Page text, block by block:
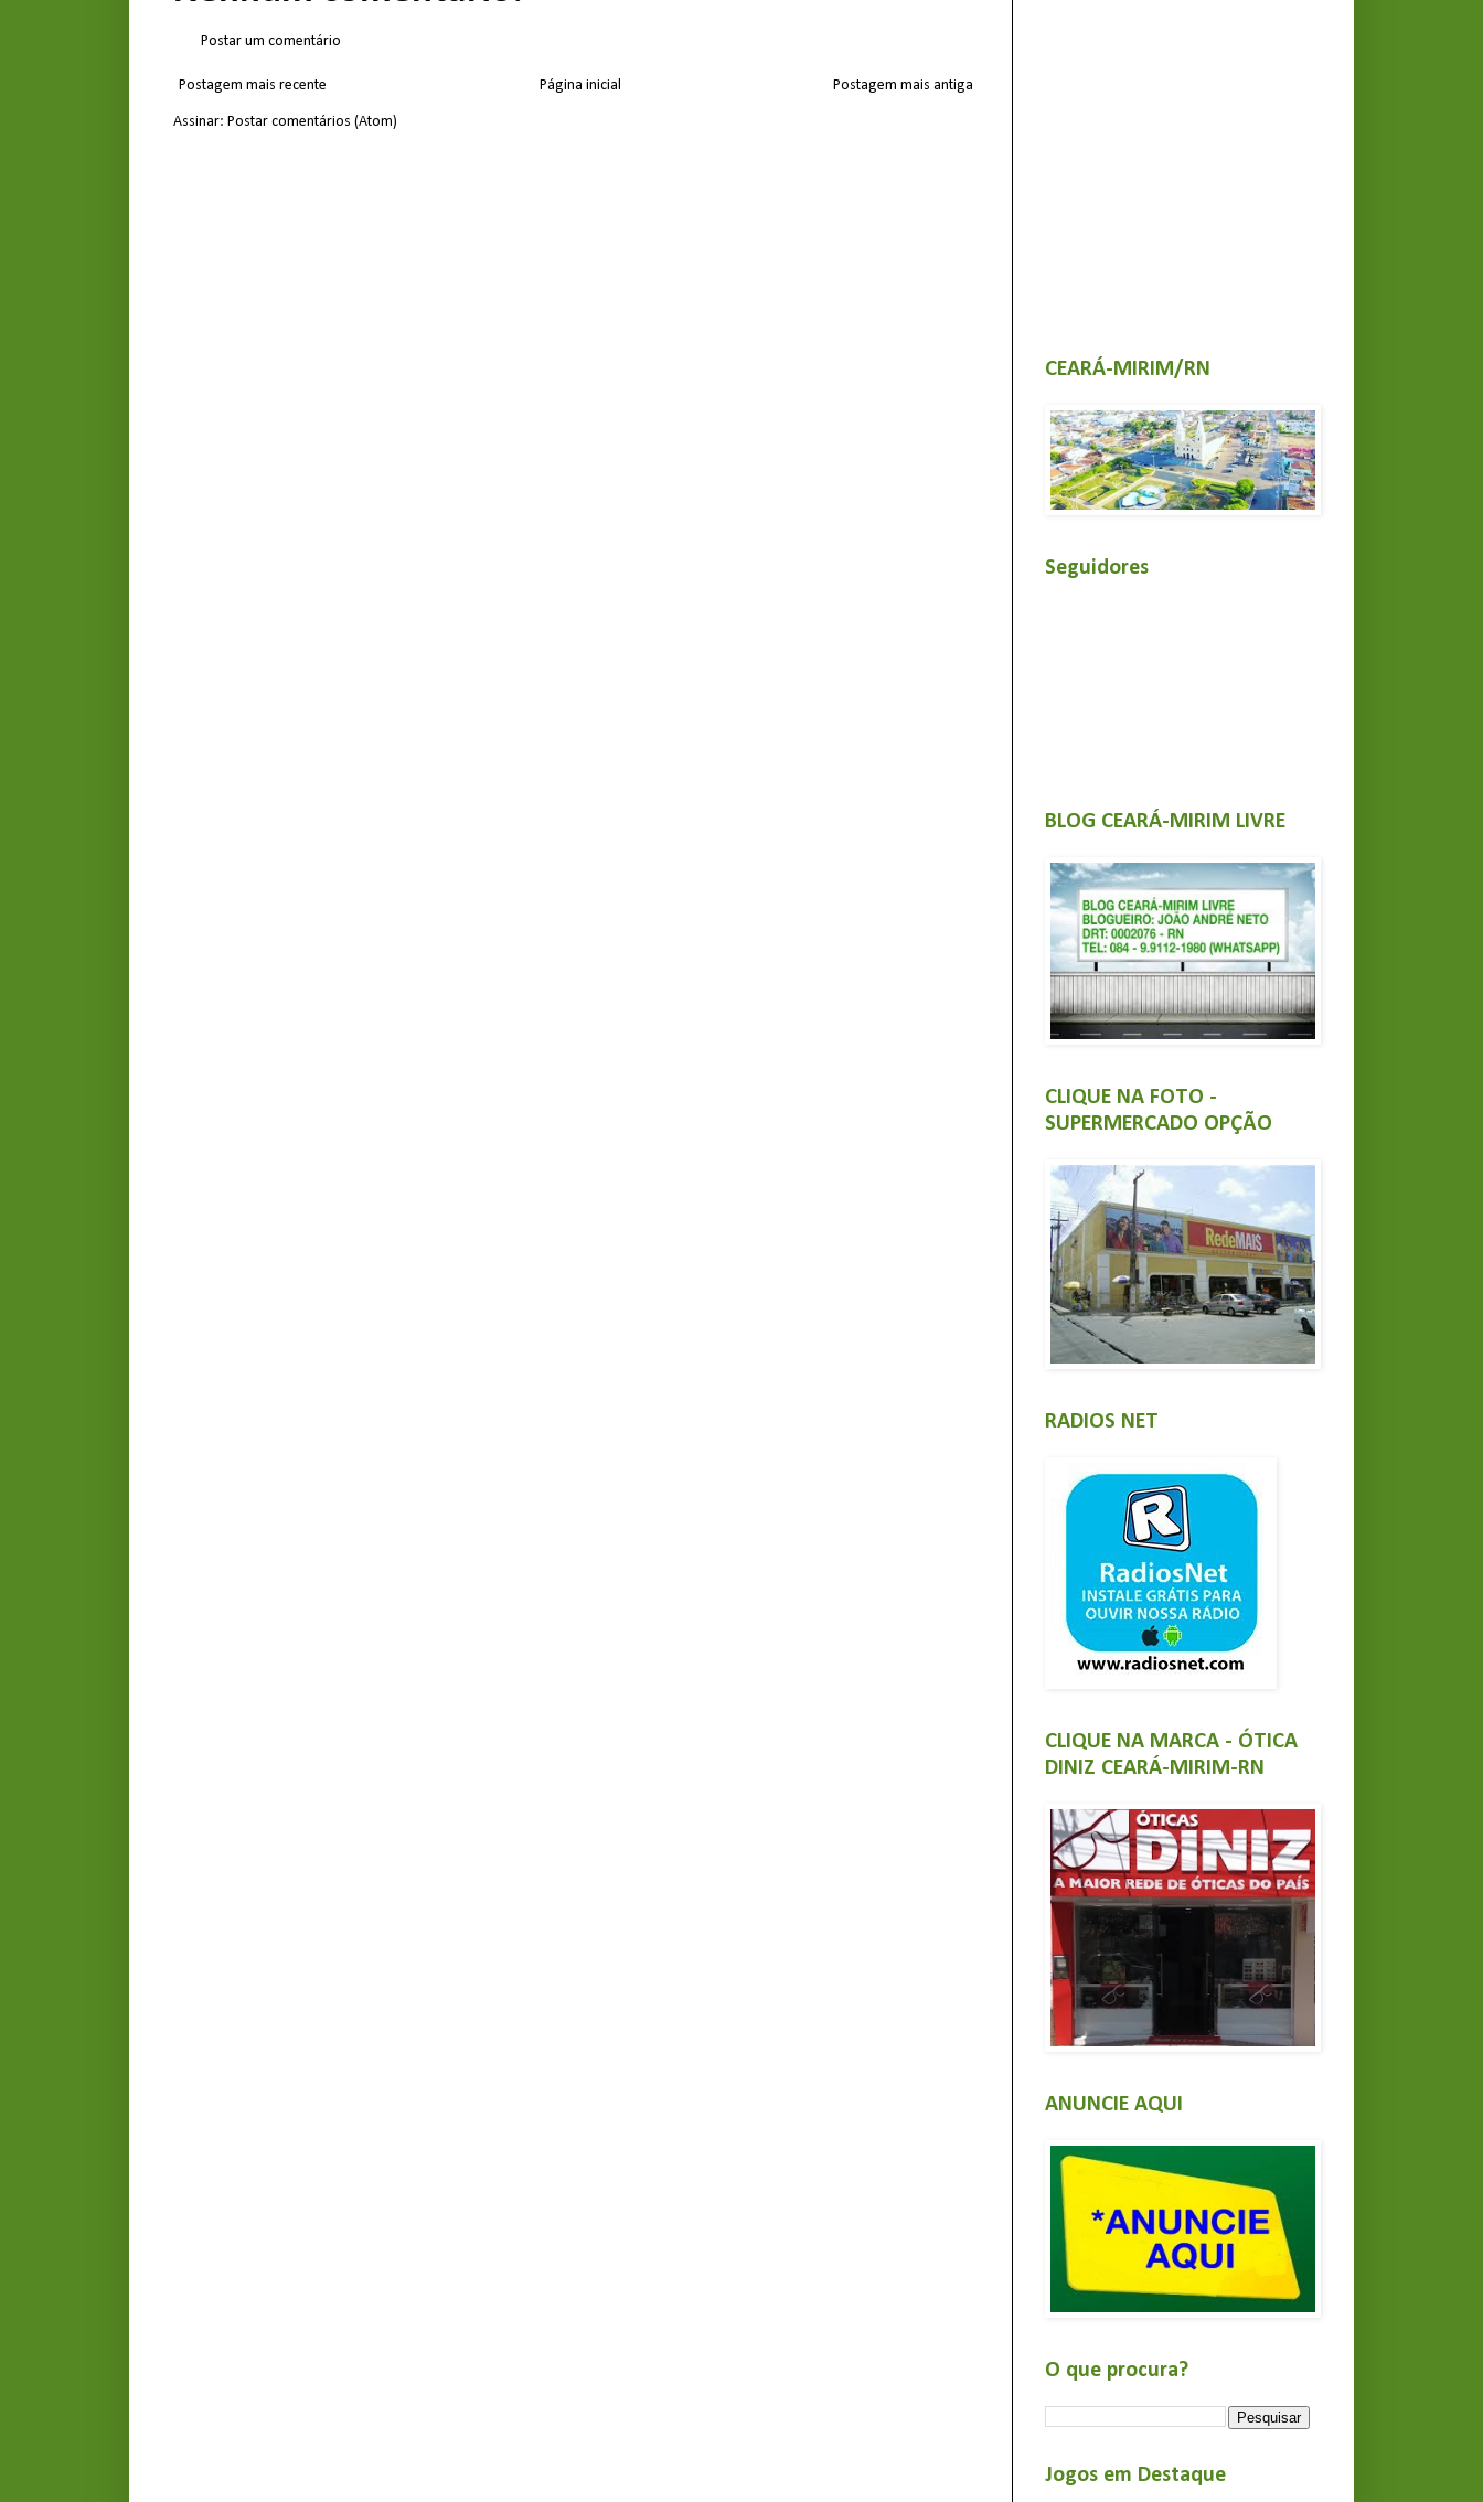
Postar um comentário
Postagem mais recente Postagem mais antiga
Página inicial
Assinar: Postar comentários (Atom)
CEARÁ-MIRIM/RN
Seguidores
BLOG CEARÁ-MIRIM LIVRE
CLIQUE NA FOTO -
SUPERMERCADO OPÇÃO
RADIOS NET
CLIQUE NA MARCA - ÓTICA
DINIZ CEARÁ-MIRIM-RN
ANUNCIE AQUI
O que procura?
Jogos em Destaque